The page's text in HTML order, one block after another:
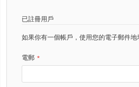
已註冊用戶
如果你有一個帳戶，使用您的電子郵件地
電郵